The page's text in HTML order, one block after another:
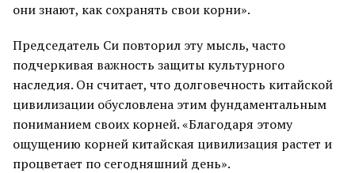
они знают, как сохранять свои корни».
Председатель Си повторил эту мысль, часто
подчеркивая важность защиты культурного
наследия. Он считает, что долговечность китайской
цивилизации обусловлена этим фундаментальным
пониманием своих корней. «Благодаря этому
ощущению корней китайская цивилизация растет и
процветает по сегодняшний день».